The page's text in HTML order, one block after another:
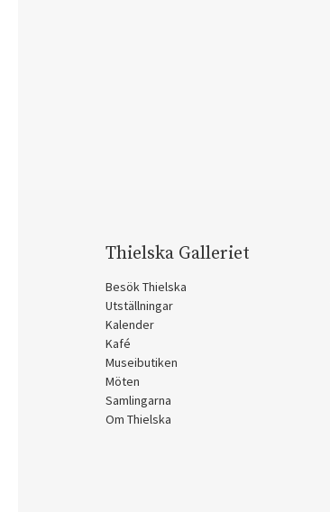
Thielska Galleriet
Besök Thielska
Utställningar
Kalender
Kafé
Museibutiken
Möten
Samlingarna
Om Thielska